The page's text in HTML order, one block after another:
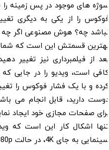
سوژه های موجود در پس زمینه
فوکوس را از یکی به دیگری
نباشد چه؟ هوش مصنوعی اگر
بهترین قسمتش این است که شما
بعد از فیلمبرداری نیز تغییر
کافی است، ویدیو را در جایی
کرده و با یک فشار فوکوس را
دوست دارید، قابل انجام می
برای صفحات مجازی خود ایجاد
سینمایی به جای 4K، در حالت 1080p ذخیره می گردد.